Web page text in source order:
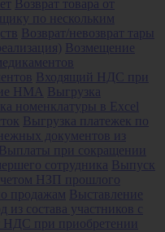
Возврат товара от
по нескольким
Возврат/невозврат тары
Возмещение
Входящий НДС при
НМА Выгрузка
номенклатуры в Excel
Выгрузка платежек по
документов из
Выплаты при сокращении
сотрудника Выпуск
НЗП прошлого
продажам Выставление
из состава участников с
НДС при приобретении